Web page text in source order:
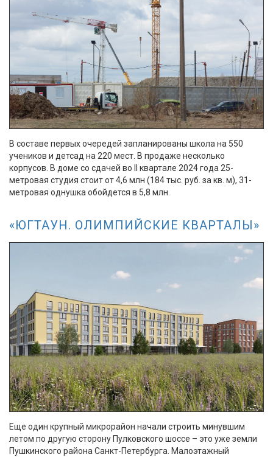
В составе первых очередей запланированы школа на 550
учеников и детсад на 220 мест. В продаже несколько
корпусов. В доме со сдачей во II квартале 2024 года 25-
метровая студия стоит от 4,6 млн (184 тыс. руб. за кв. м), 31-
метровая однушка обойдется в 5,8 млн.
«ЮГТАУН. ОЛИМПИЙСКИЕ КВАРТАЛЫ»
Еще один крупный микрорайон начали строить минувшим
летом по другую сторону Пулковского шоссе – это уже земли
Пушкинского района Санкт-Петербурга. Малоэтажный